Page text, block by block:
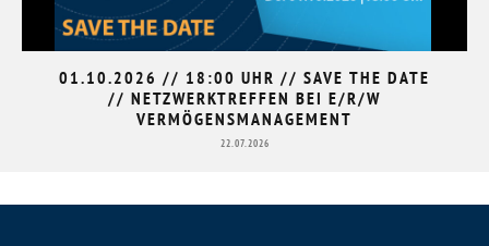
01.10.2026 // 18:00 UHR // SAVE THE DATE
// NETZWERKTREFFEN BEI E/R/W
VERMÖGENSMANAGEMENT
22.07.2026